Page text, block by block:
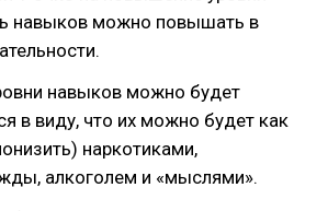
навыков можно повышать в
навыков можно будет
в виду, что их можно будет как
наркотиками,
алкоголем и «мыслями».